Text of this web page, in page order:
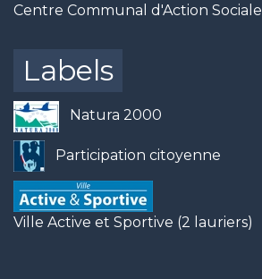
Centre Communal d'Action Sociale
Labels
Natura 2000
Participation citoyenne
Ville Active et Sportive (2 lauriers)